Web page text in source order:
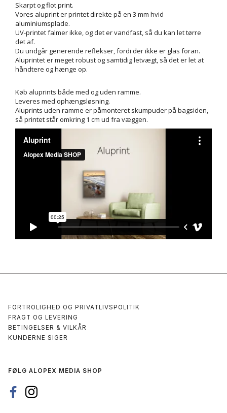
Skarpt og flot print.
Vores aluprint er printet direkte på en 3 mm hvid
aluminiumsplade.
UV-printet falmer ikke, og det er vandfast, så du kan let tørre
det af.
Du undgår generende reflekser, fordi der ikke er glas foran.
Aluprintet er meget robust og samtidig letvægt, så det er let at
håndtere og hænge op.
Køb aluprints både med og uden ramme.
Leveres med ophængsløsning.
Aluprints uden ramme er påmonteret skumpuder på bagsiden,
så printet står omkring 1 cm ud fra væggen.
FORTROLIGHED OG PRIVATLIVSPOLITIK
FRAGT OG LEVERING
BETINGELSER & VILKÅR
KUNDERNE SIGER
FØLG ALOPEX MEDIA SHOP